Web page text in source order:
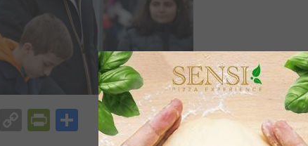
EmailCopyPrintFriendly
Condividi